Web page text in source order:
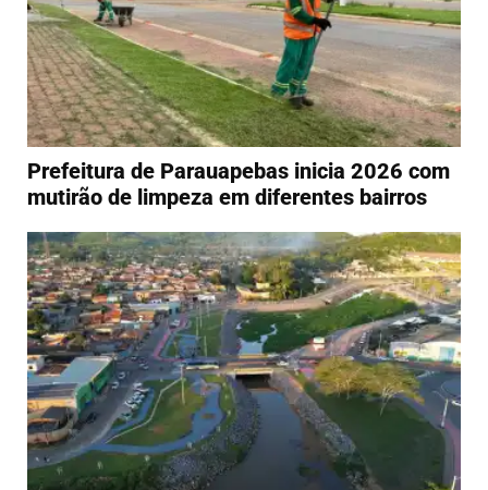
Prefeitura de Parauapebas inicia 2026 com
mutirão de limpeza em diferentes bairros